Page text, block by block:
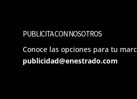
PUBLICITA CON NOSOTROS
Conoce las opciones para tu
publicidad@enestrado.com